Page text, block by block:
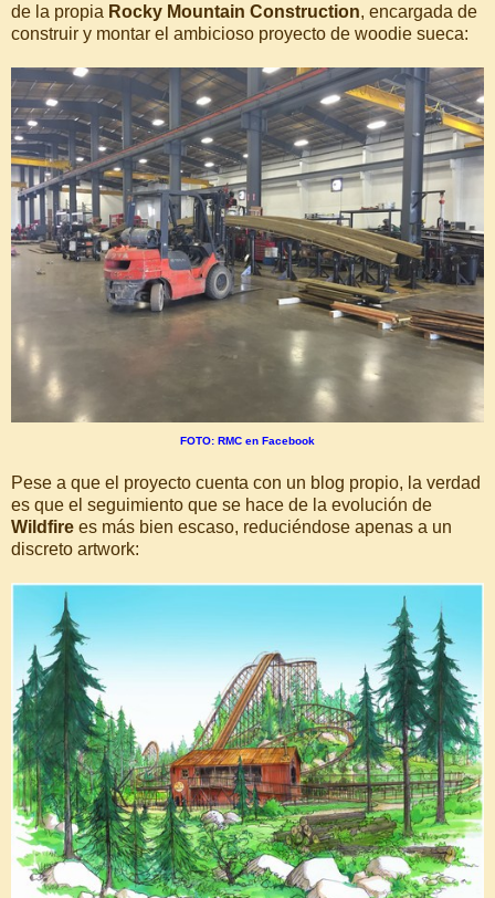
de la propia Rocky Mountain Construction, encargada de
construir y montar el ambicioso proyecto de woodie sueca:
FOTO: RMC en Facebook
Pese a que el proyecto cuenta con un blog propio, la verdad
es que el seguimiento que se hace de la evolución de
Wildfire es más bien escaso, reduciéndose apenas a un
discreto artwork: